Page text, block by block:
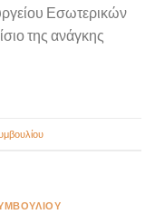
Εσωτερικών
της ανάγκης